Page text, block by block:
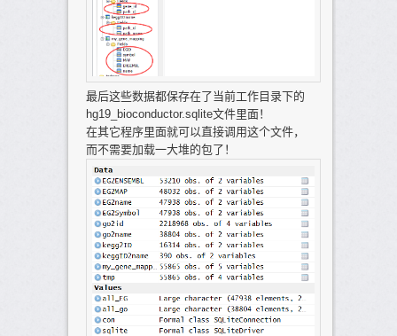
最后这些数据都保存在了当前工作目录下的
hg19_bioconductor.sqlite文件里面！
在其它程序里面就可以直接调用这个文件，
而不需要加载一大堆的包了！